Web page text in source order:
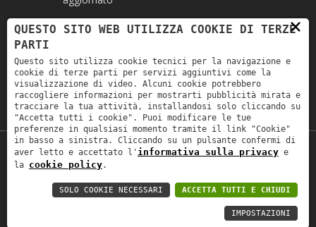
Ho letto l'informativa e autorizzo il
trattamento dei miei dati personali per le
finalità ivi indicate *
Copyright © 2019Astrolabio. P.IVA:
Privacy policy-Privacy policy B2B -Area
×
QUESTO SITO WEB UTILIZZA COOKIE DI TERZE
PARTI
Questo sito utilizza cookie tecnici per la navigazione e
cookie di terze parti per servizi aggiuntivi come la
visualizzazione di video. Alcuni cookie potrebbero
raccogliere informazioni per mostrarti pubblicità mirata e
tracciare la tua attività, installandosi solo cliccando su
"Accetta tutti i cookie". Puoi modificare le tue
preferenze in qualsiasi momento tramite il link "Cookie"
in basso a sinistra. Cliccando su un pulsante confermi di
aver letto e accettato l' informativa sulla privacy e
la cookie policy.
ACCETTA TUTTI E CHIUDI
SOLO COOKIE NECESSARI
IMPOSTAZIONI